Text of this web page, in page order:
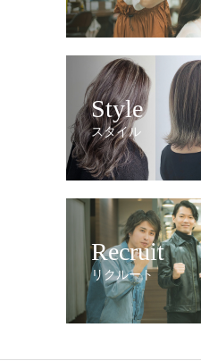
Style
スタイル
Recruit
リクルート